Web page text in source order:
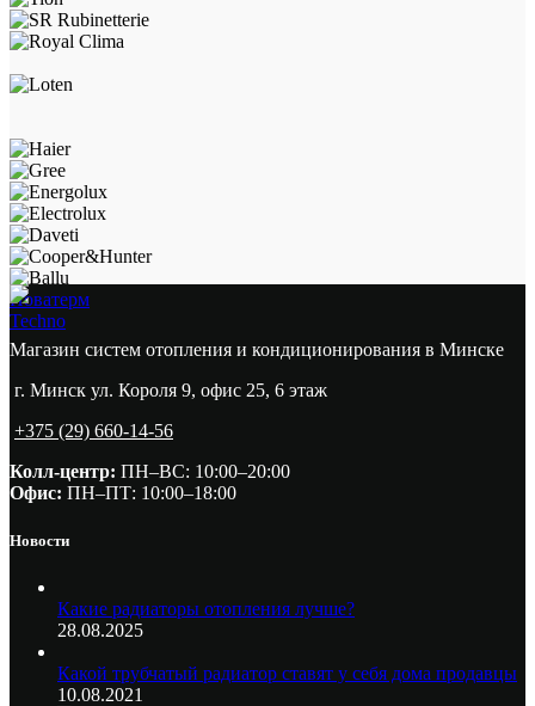
Новатерм
Techno
Магазин систем отопления и кондиционирования в Минске
г. Минск ул. Короля 9, офис 25, 6 этаж
+375 (29) 660-14-56
Колл-центр: ПН–ВС: 10:00–20:00​
Офис: ПН–ПТ: 10:00–18:00
Новости
Какие радиаторы отопления лучше?
28.08.2025
Какой трубчатый радиатор ставят у себя дома продавцы
10.08.2021